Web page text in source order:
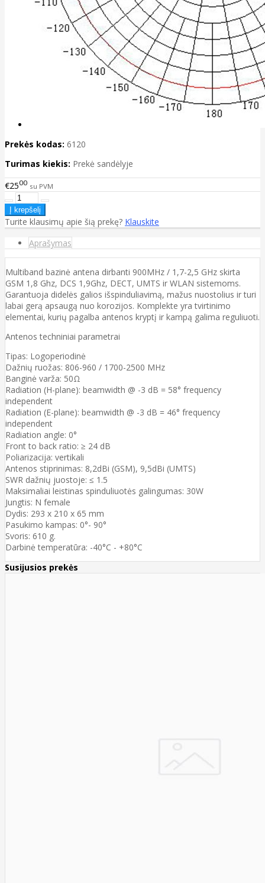
Prekės kodas: 6120
Turimas kiekis: Prekė sandėlyje
€2500 su PVM
Turite klausimų apie šią prekę? Klauskite
Aprašymas
Multiband bazinė antena dirbanti 900MHz / 1,7-2,5 GHz skirta
GSM 1,8 Ghz, DCS 1,9Ghz, DECT, UMTS ir WLAN sistemoms.
Garantuoja didelės galios išspinduliavimą, mažus nuostolius ir turi
labai gerą apsaugą nuo korozijos. Komplekte yra tvirtinimo
elementai, kurių pagalba antenos kryptį ir kampą galima reguliuoti.
Antenos techniniai parametrai
Tipas: Logoperiodinė
Dažnių ruožas: 806-960 / 1700-2500 MHz
Banginė varža: 50Ω
Radiation (H-plane): beamwidth @ -3 dB = 58° frequency
independent
Radiation (E-plane): beamwidth @ -3 dB = 46° frequency
independent
Radiation angle: 0°
Front to back ratio: ≥ 24 dB
Poliarizacija: vertikali
Antenos stiprinimas: 8,2dBi (GSM), 9,5dBi (UMTS)
SWR dažnių juostoje: ≤ 1.5
Maksimaliai leistinas spinduliuotės galingumas: 30W
Jungtis: N female
Dydis: 293 x 210 x 65 mm
Pasukimo kampas: 0°- 90°
Svoris: 610 g.
Darbinė temperatūra: -40°C - +80°C
Susijusios prekės